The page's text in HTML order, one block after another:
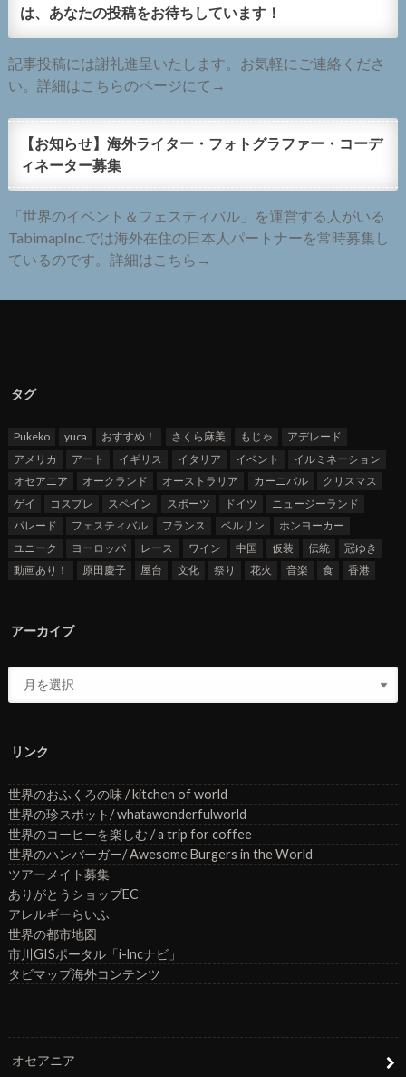
は、あなたの投稿をお待ちしています！
記事投稿には謝礼進呈いたします。お気軽にご連絡くださ
い。詳細はこちらのページにて→
【お知らせ】海外ライター・フォトグラファー・コーデ
ィネーター募集
「世界のイベント＆フェスティバル」を運営する人がいる
TabimapInc.では海外在住の日本人パートナーを常時募集し
ているのです。詳細はこちら→
タグ
Pukeko yuca おすすめ！ さくら麻美 もじゃ
アデレード
アメリカ
アート イギリス イタリア イベント
イルミネーション
オセアニア
オークランド オーストラリア カーニバル
クリスマス
ゲイ
コスプレ スペイン スポーツ ドイツ
ニュージーランド
パレード
フェスティバル フランス ベルリン
ホンヨーカー
ユニーク
ヨーロッパ レース ワイン 中国 仮装 伝統
冠ゆき
動画あり！
原田慶子 屋台 文化 祭り 花火 音楽 食 香港
アーカイブ
リンク
世界のおふくろの味 / kitchen of world
世界の珍スポット/ whatawonderfulworld
世界のコーヒーを楽しむ / a trip for coffee
世界のハンバーガー/ Awesome Burgers in the World
ツアーメイト募集
ありがとうショップEC
アレルギーらいふ
世界の都市地図
市川GISポータル「i-lncナビ」
タビマップ海外コンテンツ
オセアニア